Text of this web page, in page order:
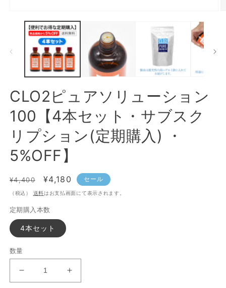
で
(1)
を
開
く
CLO2ピュアソリューション
100【4本セット・サブスク
リプション(定期購入) ・
5%OFF】
通
常
格
¥4,400
セ
ー
価
格
¥4,180 セール
（税込） 送料はお支払画面にて表示されます。
定期購入本数
4本セット
数量
CLO2
CLO2